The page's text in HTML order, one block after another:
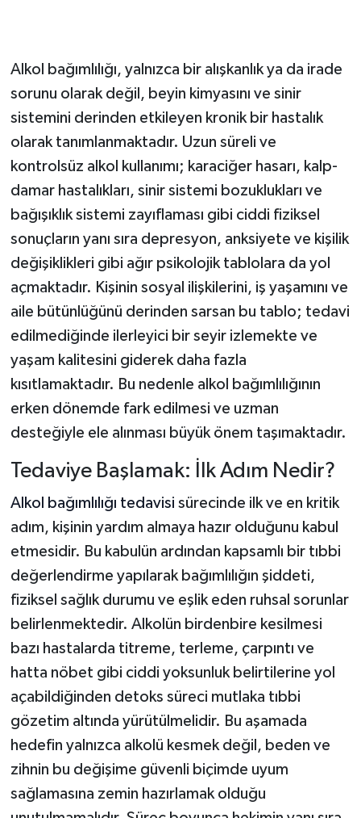
Alkol bağımlılığı, yalnızca bir alışkanlık ya da irade
sorunu olarak değil, beyin kimyasını ve sinir
sistemini derinden etkileyen kronik bir hastalık
olarak tanımlanmaktadır. Uzun süreli ve
kontrolsüz alkol kullanımı; karaciğer hasarı, kalp-
damar hastalıkları, sinir sistemi bozuklukları ve
bağışıklık sistemi zayıflaması gibi ciddi fiziksel
sonuçların yanı sıra depresyon, anksiyete ve kişilik
değişiklikleri gibi ağır psikolojik tablolara da yol
açmaktadır. Kişinin sosyal ilişkilerini, iş yaşamını ve
aile bütünlüğünü derinden sarsan bu tablo; tedavi
edilmediğinde ilerleyici bir seyir izlemekte ve
yaşam kalitesini giderek daha fazla
kısıtlamaktadır. Bu nedenle alkol bağımlılığının
erken dönemde fark edilmesi ve uzman
desteğiyle ele alınması büyük önem taşımaktadır.
Tedaviye Başlamak: İlk Adım Nedir?
Alkol bağımlılığı tedavisi sürecinde ilk ve en kritik
adım, kişinin yardım almaya hazır olduğunu kabul
etmesidir. Bu kabulün ardından kapsamlı bir tıbbi
değerlendirme yapılarak bağımlılığın şiddeti,
fiziksel sağlık durumu ve eşlik eden ruhsal sorunlar
belirlenmektedir. Alkolün birdenbire kesilmesi
bazı hastalarda titreme, terleme, çarpıntı ve
hatta nöbet gibi ciddi yoksunluk belirtilerine yol
açabildiğinden detoks süreci mutlaka tıbbi
gözetim altında yürütülmelidir. Bu aşamada
hedefin yalnızca alkolü kesmek değil, beden ve
zihnin bu değişime güvenli biçimde uyum
sağlamasına zemin hazırlamak olduğu